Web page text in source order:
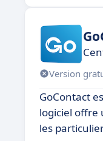
Version
GoContact
logiciel offre
les